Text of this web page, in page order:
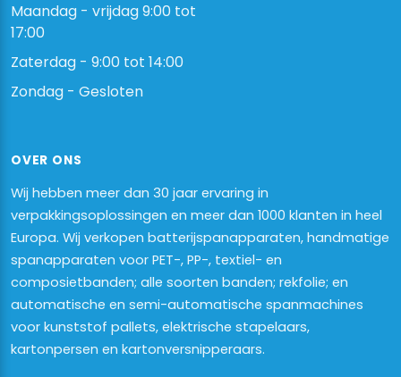
Maandag - vrijdag 9:00 tot
17:00
Zaterdag - 9:00 tot 14:00
Zondag - Gesloten
OVER ONS
Wij hebben meer dan 30 jaar ervaring in
verpakkingsoplossingen en meer dan 1000 klanten in heel
Europa. Wij verkopen batterijspanapparaten, handmatige
spanapparaten voor PET-, PP-, textiel- en
composietbanden; alle soorten banden; rekfolie; en
automatische en semi-automatische spanmachines
voor kunststof pallets, elektrische stapelaars,
kartonpersen en kartonversnipperaars.